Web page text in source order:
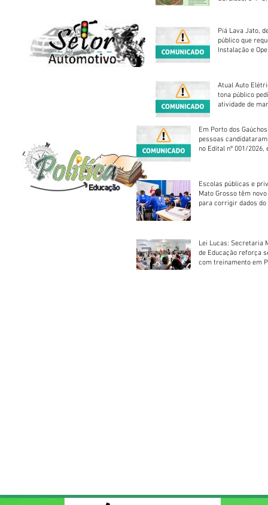
Piá Lava Jato,
público que
Instalação e
Atual Auto
tona público
atividade de
Em Porto dos
pessoas
no Edital nº 001/2026,
Escolas públicas e
Mato Grosso têm
para corrigir dados do
Lei Lucas: Secretaria
de Educação reforça
com treinamento em